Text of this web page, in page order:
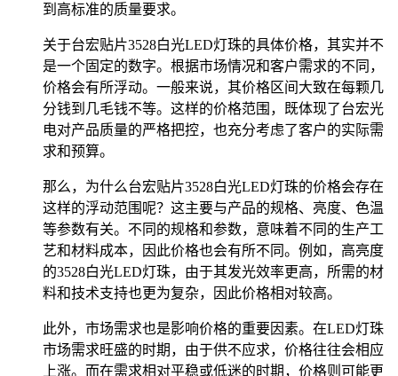
到高标准的质量要求。
关于台宏贴片3528白光LED灯珠的具体价格，其实并不
是一个固定的数字。根据市场情况和客户需求的不同，
价格会有所浮动。一般来说，其价格区间大致在每颗几
分钱到几毛钱不等。这样的价格范围，既体现了台宏光
电对产品质量的严格把控，也充分考虑了客户的实际需
求和预算。
那么，为什么台宏贴片3528白光LED灯珠的价格会存在
这样的浮动范围呢？这主要与产品的规格、亮度、色温
等参数有关。不同的规格和参数，意味着不同的生产工
艺和材料成本，因此价格也会有所不同。例如，高亮度
的3528白光LED灯珠，由于其发光效率更高，所需的材
料和技术支持也更为复杂，因此价格相对较高。
此外，市场需求也是影响价格的重要因素。在LED灯珠
市场需求旺盛的时期，由于供不应求，价格往往会相应
上涨。而在需求相对平稳或低迷的时期，价格则可能更